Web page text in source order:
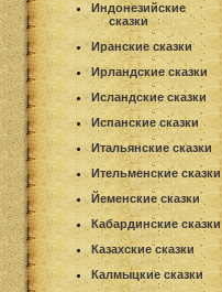
Индонезийские
сказки
Иранские сказки
Ирландские сказки
Исландские сказки
Испанские сказки
Итальянские сказки
Ительменские сказки
Йеменские сказки
Кабардинские сказки
Казахские сказки
Калмыцкие сказки